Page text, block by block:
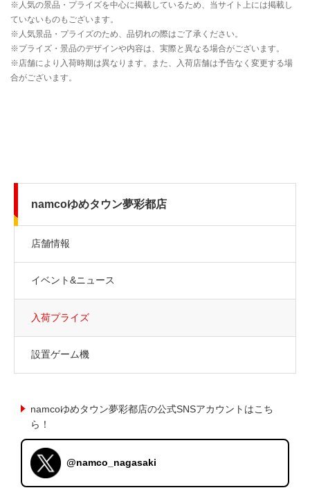
namcoゆめタウン夢彩都店
店舗情報
イベント&ニュース
入荷プライズ
設置ゲーム機
namcoゆめタウン夢彩都店の公式SNSアカウントはこち
ら！
@namco_nagasaki